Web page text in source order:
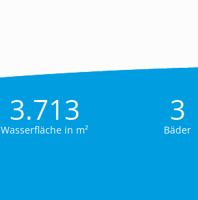
3.713
Wasserfläche in m²
3
Bäder